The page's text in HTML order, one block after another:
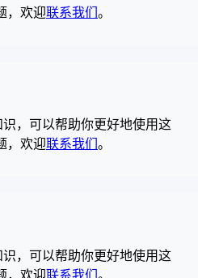
，欢迎联系我们。
，可以帮助你更好地使用这
，欢迎联系我们。
，可以帮助你更好地使用这
，欢迎联系我们。